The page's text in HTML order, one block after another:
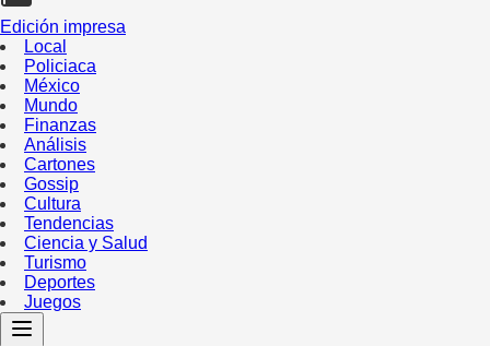
Edición impresa
Local
Policiaca
México
Mundo
Finanzas
Análisis
Cartones
Gossip
Cultura
Tendencias
Ciencia y Salud
Turismo
Deportes
Juegos